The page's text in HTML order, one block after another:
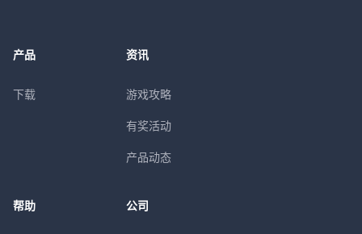
产品
下载
资讯
游戏攻略
有奖活动
产品动态
帮助 公司